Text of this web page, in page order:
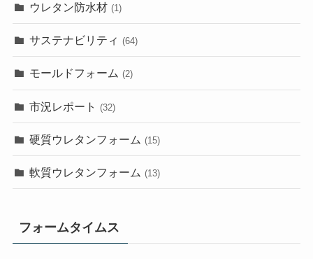
ウレタン防水材 (1)
サステナビリティ (64)
モールドフォーム (2)
市況レポート (32)
硬質ウレタンフォーム (15)
軟質ウレタンフォーム (13)
フォームタイムス